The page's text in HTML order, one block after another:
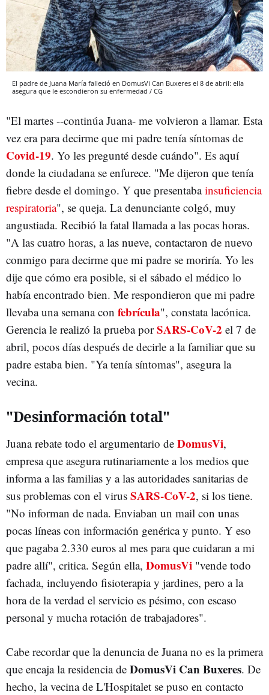
El padre de Juana María falleció en DomusVi Can Buxeres el 8 de abril: ella
asegura que le escondieron su enfermedad / CG
"El martes --continúa Juana- me volvieron a llamar. Esta
vez era para decirme que mi padre tenía síntomas de
Covid-19. Yo les pregunté desde cuándo". Es aquí
donde la ciudadana se enfurece. "Me dijeron que tenía
fiebre desde el domingo. Y que presentabainsuficiencia
respiratoria", se queja. La denunciante colgó, muy
angustiada. Recibió la fatal llamada a las pocas horas.
"A las cuatro horas, a las nueve, contactaron de nuevo
conmigo para decirme que mi padre se moriría. Yo les
dije que cómo era posible, si el sábado el médico lo
había encontrado bien. Me respondieron que mi padre
llevaba una semana con febrícula", constata lacónica.
Gerencia le realizó la prueba porSARS-CoV-2 el 7 de
abril, pocos días después de decirle a la familiar que su
padre estaba bien. "Ya tenía síntomas", asegura la
vecina.
"Desinformación total"
Juana rebate todo el argumentario de DomusVi,
empresa que asegura rutinariamente a los medios que
informa a las familias y a las autoridades sanitarias de
sus problemas con el virus SARS-CoV-2, si los tiene.
"No informan de nada. Enviaban un mail con unas
pocas líneas con información genérica y punto. Y eso
que pagaba 2.330 euros al mes para que cuidaran a mi
padre allí", critica. Según ella, DomusVi "vende todo
fachada, incluyendo fisioterapia y jardines, pero a la
hora de la verdad el servicio es pésimo, con escaso
personal y mucha rotación de trabajadores".
Cabe recordar que la denuncia de Juana no es la primera
que encaja la residencia de DomusVi Can Buxeres. De
hecho, la vecina de L'Hospitalet se puso en contacto